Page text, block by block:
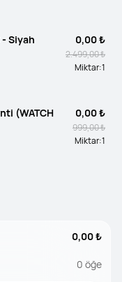
- Siyah 0,00 ₺
2.499,00 ₺
Miktar:1
(WATCH
0,00 ₺
999,00 ₺
Miktar:1
0,00 ₺
0 öğe